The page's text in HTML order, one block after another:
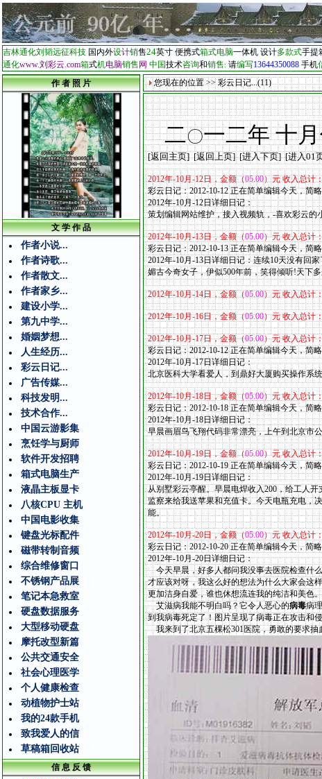
吉林通化刘韬远征科技 国内外设计销售24英寸 便携式箱式电脑一体机 设计多款式手提
通化www.刘彩云 com箱式机电脑销售 网 中国技术咨询和销售: 请编写13644350088 手机
作 者 照 片
文 学 作 品
作者小说...
作者诗歌...
作者散文...
作者家乡...
建设小学...
第九中学...
婚姻梦想...
人生经历...
彩云日记...
广告传媒...
科技发明...
技术合作...
中国云游影集
烹饪学与厨师
软件开发招聘
箱式电脑生产
液晶主板显卡
八核CPU 主机
中国电影收集
键盘光标配件
磁带转制音频
综合维修窗口
不锈钢产品展
笔记本急救室
硬盘数据服务
大型移动硬盘
摩托改型新篇
公共交通安全
社会心理医学
个人健康检查
动植物护士站
我的24款手机
致我爱人的信
草稿箱回收站
信 息 反 馈
您现在的位置 >> 彩云日记...(11)
二〇一二年 十
[返回主页] [返回上页] [进入下页] [进入01
2012年-10月-12日，金额（05.00）元 收入总计
彩云日记：2012-10-12 正在简单编辑今天，简
2012年-10月-12日详细日记：
策划编辑网站维护，接入视频轨，-喜欢彩云
2012年-10月-13日，金额（05.00）元 收入总计
彩云日记：2012-10-13 正在简单编辑今天，简
2012年-10月-13日详细日记：连续10天没有回
媚古今奇女子，伊似500年前，笑得倾听!天下
2012年-10月 -14日，金额（05.00）元 收入总计
2012年-10月-16日，金额（05.00）元 收入总计
2012年-10月-17日，金额（05.00）元 收入总计
彩云日记：2012-10-12 正在简单编辑今天，简
2012年-10月-17日详细日记：
北京医科大学看爱人，到鼎好大厦购买操作系
2012年-10月-18日，金额（05.00）元 收入总计
彩云日记：2012-10-18 正在简单编辑今天，简
2012年-10月-18日详细日记：
早晨画眉鸟飞翔代码非常漂亮，上午到北京市
2012年-10月-19日，金额（05.00）元 收入总计
彩云日记：2012-10-19 正在简单编辑今天，简
2012年-10月-19日详细日记：
从别墅彩云亭醒。早晨电焊收入200，给工人开
监察来给我送苹果和充值卡。今天电瓶充电，
能。
2012年-10月-20日，金额（05.00）元 收入总计
彩云日记：2012-10-20 正在简单编辑今天，简
2012年-10月-20日详细日记：
今天早晨，好多人都问我没事去医院检查什么
才应该对呀，我这么好的想法为什么大家会这
更加洁身自爱，谁也休想流连我的纯洁和美色。
艾滋病我能不明白吗？它令人恶心的病毒病
到我病毒死定了！图片呈现了病毒正在攻击和
我来到了北京五棵松301医院，勇敢的要求抽